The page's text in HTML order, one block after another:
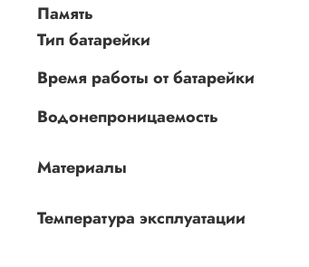
Память
Тип батарейки
Время работы от батарейки
Водонепроницаемость
Материалы
Температура эксплуатации